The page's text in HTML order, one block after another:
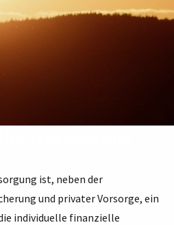
ist, neben der
und privater Vorsorge, ein
individuelle finanzielle